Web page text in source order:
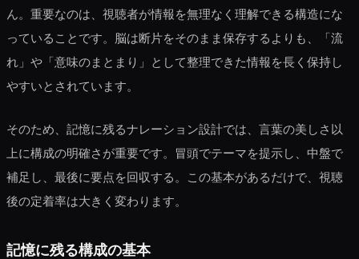
ん。重要なのは、視聴者が情報を無理なく理解できる構造にな
っていることです。脳は断片をそのまま保存するよりも、「流
れ」や「意味のまとまり」として整理できた情報を長く保持し
やすいとされています。
そのため、記憶に残るナレーション設計では、言葉の美しさ以
上に構成の明確さが重要です。冒頭でテーマを提示し、中盤で
補足し、最後に要点を回収する。この基本があるだけで、視聴
後の定着率は大きく変わります。
記憶に残る構成の基本